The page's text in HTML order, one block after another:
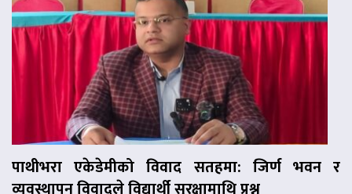
पाथीभरा एकेडेमीको विवाद सतहमा: जिर्ण भवन र